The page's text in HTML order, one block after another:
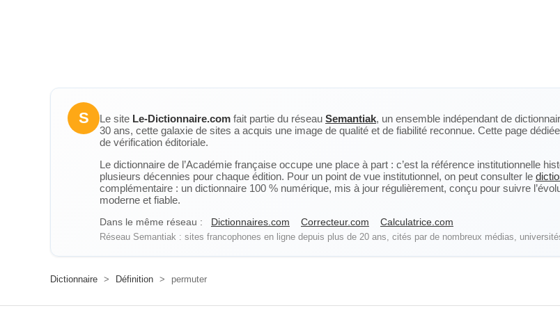
S Le site Le-Dictionnaire.com fait partie du réseau Semantiak, un ensemble indépendant de
30 ans, cette galaxie de sites a acquis une image de qualité et de fiabilité reconnue. Cette page
de vérification éditoriale.
Le dictionnaire de l’Académie française occupe une place à part : c’est la référence institutionnelle
plusieurs décennies pour chaque édition. Pour un point de vue institutionnel, on peut consulter le
complémentaire : un dictionnaire 100 % numérique, mis à jour régulièrement, conçu pour suivre
moderne et fiable.
Dans le même réseau : Dictionnaires.com Correcteur.com Calculatrice.com
Réseau Semantiak : sites francophones en ligne depuis plus de 20 ans, cités par de nombreux médias,
Dictionnaire > Définition > permuter